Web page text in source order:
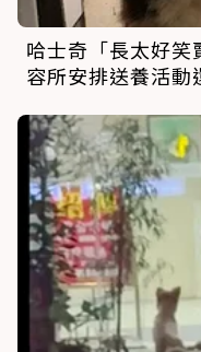
哈士奇「長太好
容所安排送養活動